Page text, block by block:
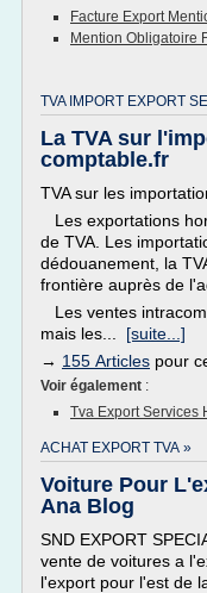
Facture Export
Mention Obligatoire
TVA IMPORT EXPORT
La TVA sur
comptable.fr
TVA sur les
Les exportations
de TVA. Les
dédouanement, la
frontière auprès de
Les ventes
mais les... [suite...]
→ 155 Articles pour
Voir également :
Tva Export Services
ACHAT EXPORT TVA »
Voiture Pour
Ana Blog
SND EXPORT
vente de voitures a
l'export pour l'est de